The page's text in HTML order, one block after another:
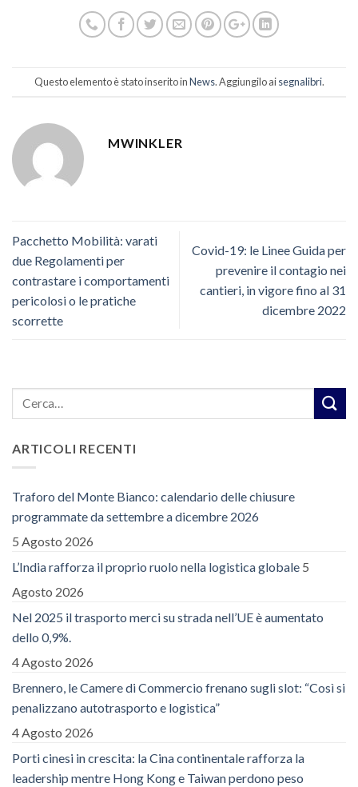
Questo elemento è stato inserito inNews. Aggiungilo aisegnalibri.
MWINKLER
Pacchetto Mobilità: varati
due Regolamenti per
contrastare i comportamenti
pericolosi o le pratiche
scorrette
Covid-19: le Linee Guida per
prevenire il contagio nei
cantieri, in vigore fino al 31
dicembre 2022
ARTICOLI RECENTI
Traforo del Monte Bianco: calendario delle chiusure
programmate da settembre a dicembre 2026
5 Agosto 2026
L’India rafforza il proprio ruolo nella logistica globale 5
Agosto 2026
Nel 2025 il trasporto merci su strada nell’UE è aumentato
dello 0,9%.
4 Agosto 2026
Brennero, le Camere di Commercio frenano sugli slot: “Così si
penalizzano autotrasporto e logistica”
4 Agosto 2026
Porti cinesi in crescita: la Cina continentale rafforza la
leadership mentre Hong Kong e Taiwan perdono peso